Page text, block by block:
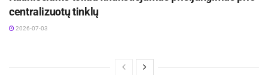
centralizuotų tinklų
2026-07-03